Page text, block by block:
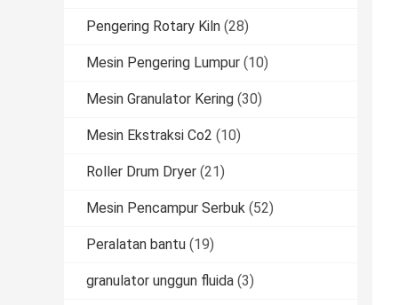
Pengering Rotary Kiln (28)
Mesin Pengering Lumpur (10)
Mesin Granulator Kering (30)
Mesin Ekstraksi Co2 (10)
Roller Drum Dryer (21)
Mesin Pencampur Serbuk (52)
Peralatan bantu (19)
granulator unggun fluida (3)